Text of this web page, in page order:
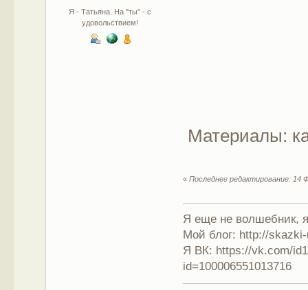
Я - Татьяна. На "ты" - с
удовольствием!
Материалы:
«Последнее редактирование: 14
Я еще не волшебник,
Мой блог: http://
Я ВК: https://vk.com/
id=100006551013716